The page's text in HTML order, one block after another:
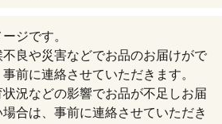
ジです。
良や災害などでお品のお届けがで
前に連絡させていただきます。
況などの影響でお品が不足しお届
合は、事前に連絡させていただき